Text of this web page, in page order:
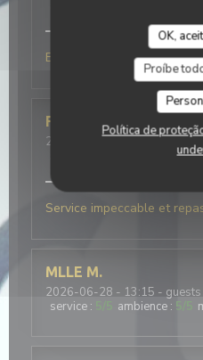
OK,
Proíbe
Política de
Buonissimo
Frédéric V
2026-07-21- 20:00 -
5/5
Service impeccable et
MLLE M
2026-06-28 - 13:15 - guests
service : /5 ambience : 5